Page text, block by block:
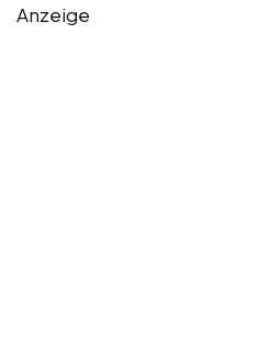
Anzeige